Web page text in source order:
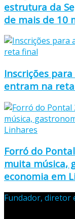
estrutura da
de mais de 10
Inscrições
entram na
Forró do
muita música,
economia em
Fundador, diretor